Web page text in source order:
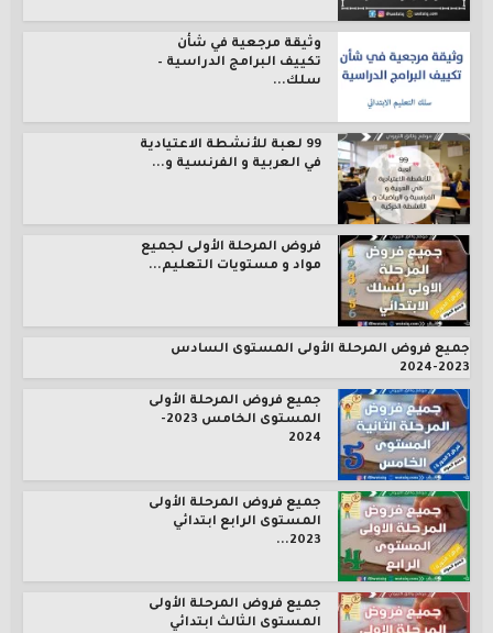
وثيقة مرجعية في شأن
تكييف البرامج الدراسية –
سلك...
99 لعبة للأنشطة الاعتيادية
في العربية و الفرنسية و...
فروض المرحلة الأولى لجميع
مواد و مستويات التعليم...
جميع فروض المرحلة الأولى المستوى السادس
2023-2024
جميع فروض المرحلة الأولى
المستوى الخامس 2023-
2024
جميع فروض المرحلة الأولى
المستوى الرابع ابتدائي
2023...
جميع فروض المرحلة الأولى
المستوى الثالث ابتدائي